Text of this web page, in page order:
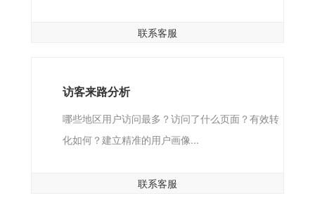
联系客服
访客来路分析
哪些地区用户访问最多？访问了什么页面？有效转
化如何？建立精准的用户画像...
联系客服